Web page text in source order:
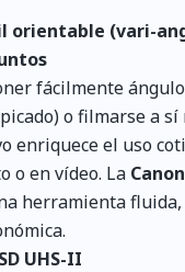
orientable (vari-
fácilmente
o filmarse a sí
enriquece el uso
o en vídeo. La
herramienta
UHS-II